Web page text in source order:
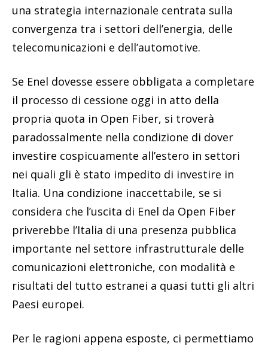
una strategia internazionale centrata sulla
convergenza tra i settori dell’energia, delle
telecomunicazioni e dell’automotive.
Se Enel dovesse essere obbligata a completare
il processo di cessione oggi in atto della
propria quota in Open Fiber, si troverà
paradossalmente nella condizione di dover
investire cospicuamente all’estero in settori
nei quali gli è stato impedito di investire in
Italia. Una condizione inaccettabile, se si
considera che l’uscita di Enel da Open Fiber
priverebbe l’Italia di una presenza pubblica
importante nel settore infrastrutturale delle
comunicazioni elettroniche, con modalità e
risultati del tutto estranei a quasi tutti gli altri
Paesi europei.
Per le ragioni appena esposte, ci permettiamo